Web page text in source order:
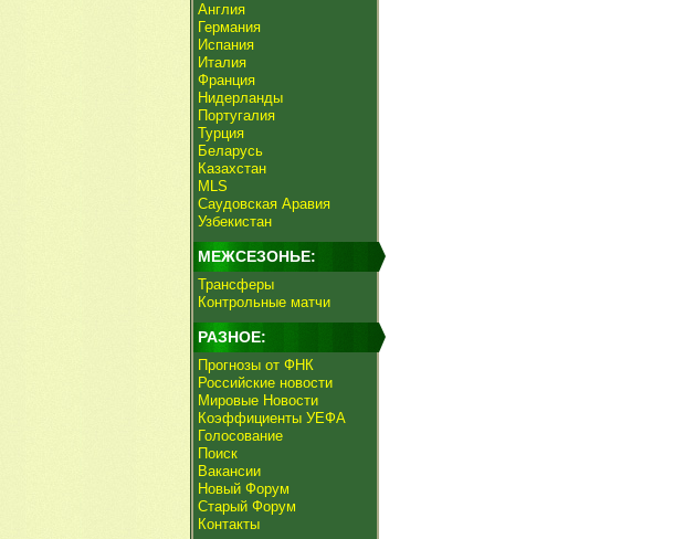
Англия
Германия
Испания
Италия
Франция
Нидерланды
Португалия
Турция
Беларусь
Казахстан
MLS
Саудовская Аравия
Узбекистан
МЕЖСЕЗОНЬЕ:
Трансферы
Контрольные матчи
РАЗНОЕ:
Прогнозы от ФНК
Российские новости
Мировые Новости
Коэффициенты УЕФА
Голосование
Поиск
Вакансии
Новый Форум
Старый Форум
Контакты